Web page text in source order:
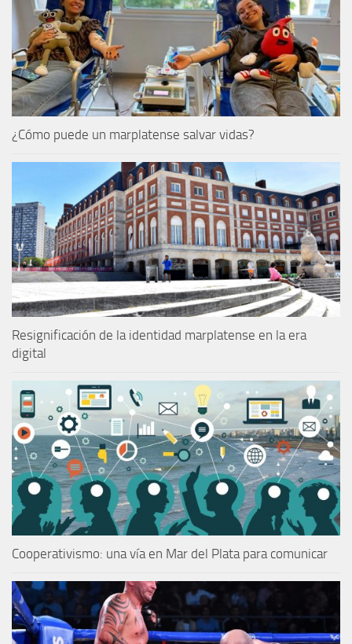
¿Cómo puede un marplatense salvar vidas?
Resignificación de la identidad marplatense en la era
digital
Cooperativismo: una vía en Mar del Plata para comunicar